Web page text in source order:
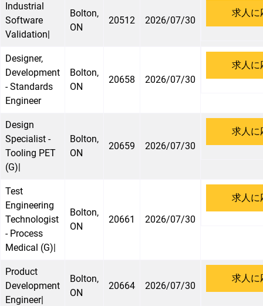
Industrial
Software
Validation|
Bolton,
ON
20512 2026/07/30
求人に
Designer,
Development
- Standards
Engineer
Bolton,
ON
20658 2026/07/30
求人に
Design
Specialist -
Tooling PET
(G)|
Bolton,
ON
20659 2026/07/30
求人に
Test
Engineering
Technologist
- Process
Medical (G)|
Bolton,
ON
20661 2026/07/30
求人に
Product
Development
Engineer|
Bolton,
ON
20664 2026/07/30
求人に